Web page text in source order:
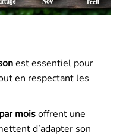
est essentiel pour
en respectant les
moisoffrent une
d’adapter son